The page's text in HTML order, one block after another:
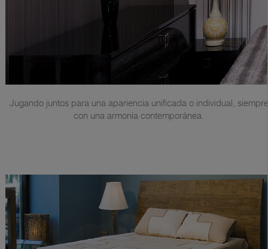
Jugando juntos para una apariencia unificada o individual, siempre
con una armonía contemporánea.